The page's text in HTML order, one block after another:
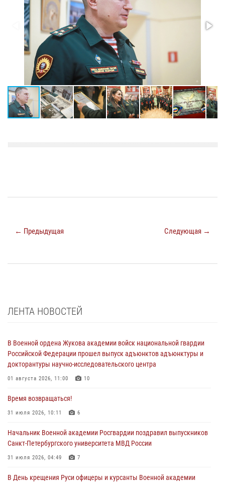
← Предыдущая Следующая →
ЛЕНТА НОВОСТЕЙ
В Военной ордена Жукова академии войск национальной гвардии
Российской Федерации прошел выпуск адъюнктов адъюнктуры и
докторантуры научно-исследовательского центра
01 августа 2026, 11:00 10
Время возвращаться!
31 июля 2026, 10:11 6
Начальник Военной академии Росгвардии поздравил выпускников
Санкт-Петербургского университета МВД России
31 июля 2026, 04:49 7
В День крещения Руси офицеры и курсанты Военной академии